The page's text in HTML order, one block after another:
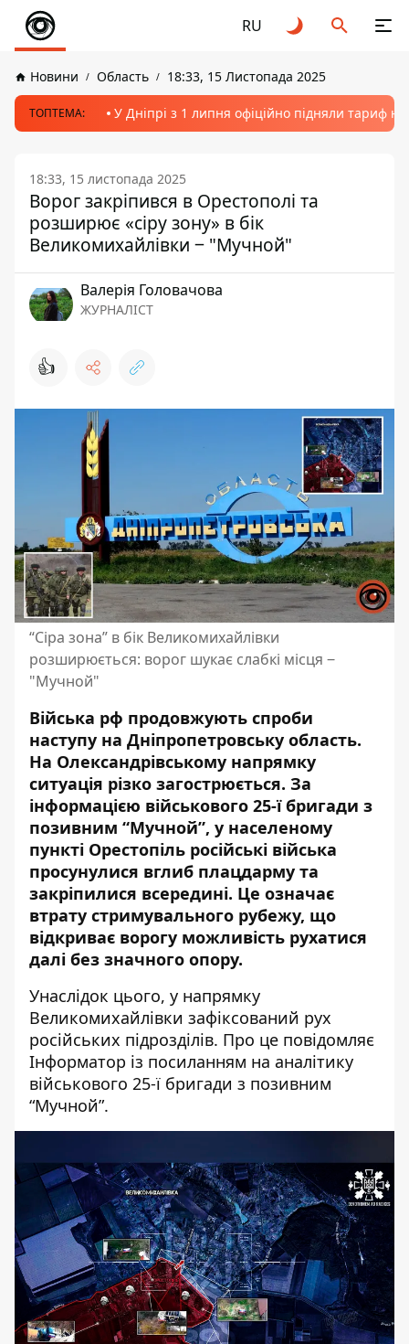
RU
Новини Область 18:33, 15 Листопада 2025
ТОПТЕМА: У Дніпрі з 1 липня офіційно підняли тариф
18:33, 15 листопада 2025
Ворог закріпився в Орестополі та
розширює «сіру зону» в бік
Великомихайлівки ‒ "Мучной"
Валерія Головачова
ЖУРНАЛІСТ
👍
“Сіра зона” в бік Великомихайлівки
розширюється: ворог шукає слабкі місця ‒
"Мучной"
Війська рф продовжують спроби
наступу на Дніпропетровську область.
На Олександрівському напрямку
ситуація різко загострюється. За
інформацією військового 25-ї бригади з
позивним “Мучной”, у населеному
пункті Орестопіль російські війська
просунулися вглиб плацдарму та
закріпилися всередині. Це означає
втрату стримувального рубежу, що
відкриває ворогу можливість рухатися
далі без значного опору.
Унаслідок цього, у напрямку
Великомихайлівки зафіксований рух
російських підрозділів. Про це повідомляє
Інформатор із посиланням на аналітику
військового 25-ї бригади з позивним
“Мучной”.